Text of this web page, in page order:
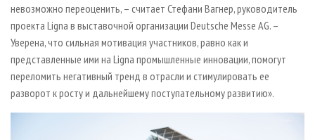
невозможно переоценить, – считает Стефани Вагнер, руководитель
проекта Ligna в выставочной организации Deutsche Messe AG. –
Уверена, что сильная мотивация участников, равно как и
представленные ими на Ligna промышленные инновации, помогут
переломить негативный тренд в отрасли и стимулировать ее
разворот к росту и дальнейшему поступательному развитию».